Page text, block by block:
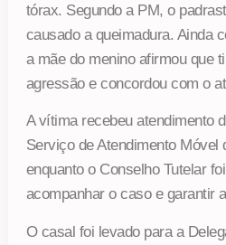
tórax. Segundo a PM, o
causado a queimadura. Ainda
a mãe do menino afirmou que
agressão e concordou com o
A vítima recebeu atendimento
Serviço de Atendimento Móvel
enquanto o Conselho Tutelar
acompanhar o caso e garantir
O casal foi levado para a